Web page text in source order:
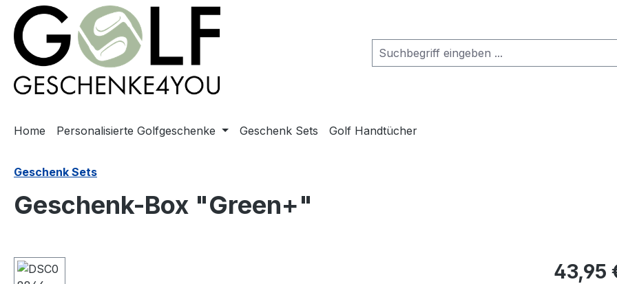
Zur Hauptnavigation springen
Home Personalisierte Golfgeschenke Geschenk Sets Golf Handtücher
Geschenk Sets
Geschenk-Box "Green+"
Bildergalerie überspringen 43,95